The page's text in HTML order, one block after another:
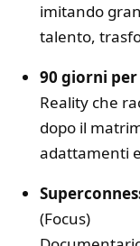
imitando
talento,
90 giorni
Reality che
dopo il
adattamenti
(Focus)